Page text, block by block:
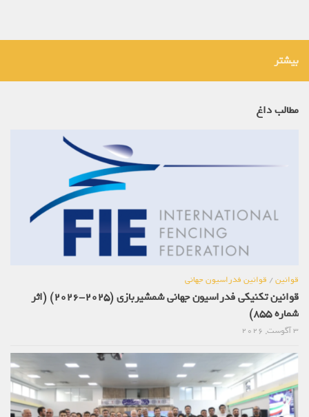
بیشتر
مطالب داغ
قوانین/قوانین فدراسیون جهانی
قوانین تکنیکی فدراسیون جهانی شمشیربازی (2025-2026) (اثر
شماره 855)